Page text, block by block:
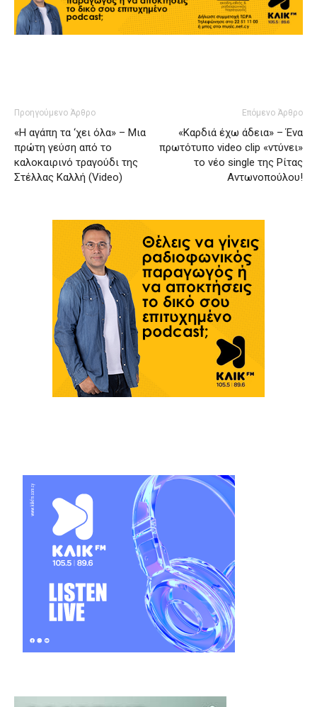
Προηγούμενο Άρθρο
«Η αγάπη τα ‘χει όλα» – Μια
πρώτη γεύση από το
καλοκαιρινό τραγούδι της
Στέλλας Καλλή (Video)
Επόμενο Άρθρο
«Καρδιά έχω άδεια» – Ένα
πρωτότυπο video clip «ντύνει»
το νέο single της Ρίτας
Αντωνοπούλου!